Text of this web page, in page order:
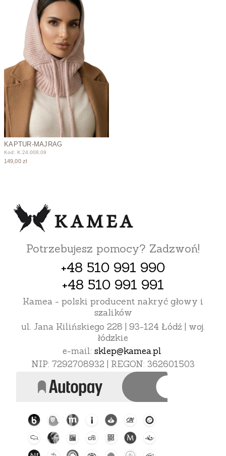
KAPTUR-MAJRAG
Kod: K.24.008.09
149,00 zł
Potrzebujesz pomocy? Zadzwoń!
+48 510 991 990
+48 510 991 991
Kamea - polski producent nakryć głowy i
szalików
ul. Jana Kilińskiego 228 | 93-124 Łódź | woj.
łódzkie
e-mail: sklep@kamea.pl
NIP: 7292708932 | REGON: 362601503